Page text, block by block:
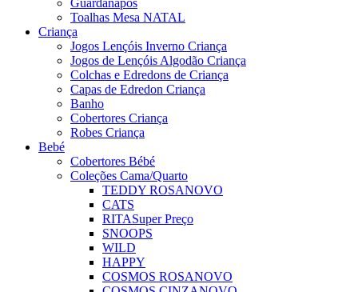
Guardanapos
Toalhas Mesa NATAL
Criança
Jogos Lençóis Inverno Criança
Jogos de Lençóis Algodão Criança
Colchas e Edredons de Criança
Capas de Edredon Criança
Banho
Cobertores Criança
Robes Criança
Bebé
Cobertores Bébé
Coleções Cama/Quarto
TEDDY ROSANOVO
CATS
RITASuper Preço
SNOOPS
WILD
HAPPY
COSMOS ROSANOVO